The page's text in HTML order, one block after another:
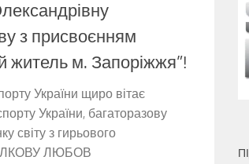
з присвоєнням
житель м. Запоріжжя”!
України щиро вітає
України, багаторазову
світу з гирьового
ЛЮБОВ